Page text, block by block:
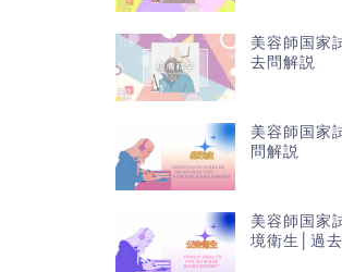
美容師国家
去問解説
美容師国家
問解説
美容師国家
境衛生│過